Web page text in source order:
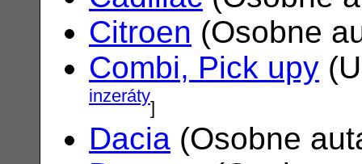
Citroen (Osobne
Combi, Pick upy
inzeráty]
Dacia (Osobne